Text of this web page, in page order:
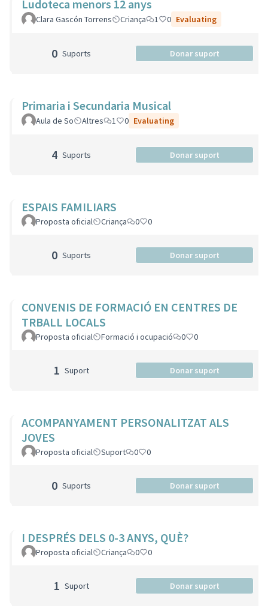
Ludoteca menors 12 anys
Clara Gascón Torrens Criança 1 0 Evaluating
0 Suports Donar suport
Primaria i Secundaria Musical
Aula de So Altres 1 0 Evaluating
4 Suports Donar suport
ESPAIS FAMILIARS
Proposta oficial Criança 0 0
0 Suports Donar suport
CONVENIS DE FORMACIÓ EN CENTRES DE
TRBALL LOCALS
Proposta oficial Formació i ocupació 0 0
1 Suport Donar suport
ACOMPANYAMENT PERSONALITZAT ALS
JOVES
Proposta oficial Suport 0 0
0 Suports Donar suport
I DESPRÉS DELS 0-3 ANYS, QUÈ?
Proposta oficial Criança 0 0
1 Suport Donar suport